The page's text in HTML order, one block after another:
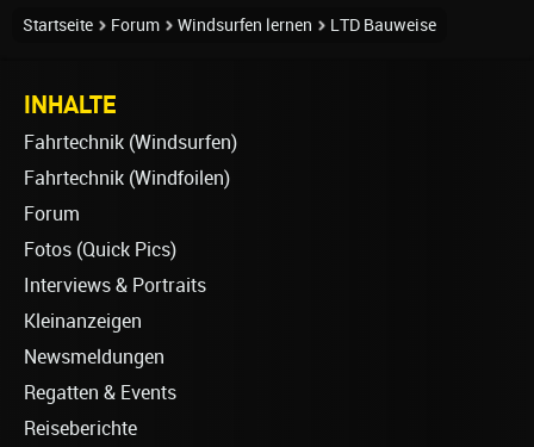
Startseite Forum Windsurfen lernen LTD Bauweise
INHALTE
Fahrtechnik (Windsurfen)
Fahrtechnik (Windfoilen)
Forum
Fotos (Quick Pics)
Interviews & Portraits
Kleinanzeigen
Newsmeldungen
Regatten & Events
Reiseberichte